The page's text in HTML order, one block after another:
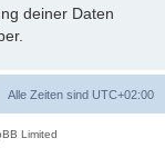
deiner Daten
Alle Zeiten sind UTC+02:00
Limited